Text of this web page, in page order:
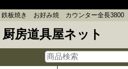
鉄板焼き お好み焼 カウンター全長
厨房道具屋ネット